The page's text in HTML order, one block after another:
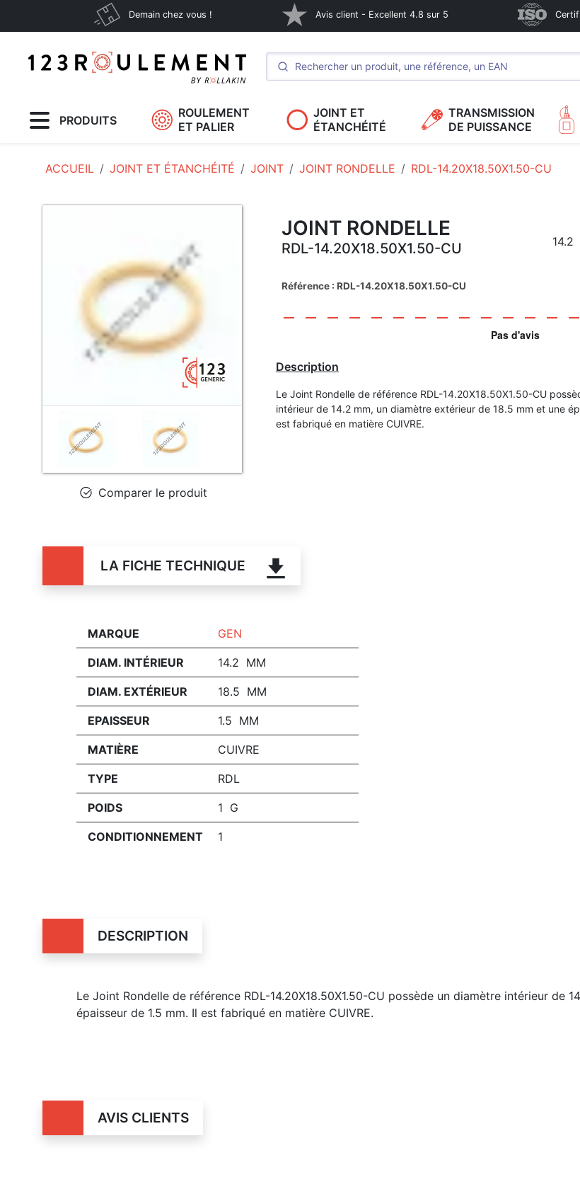
Demain chez vous ! Avis client - Excellent 4.8 sur 5
PRODUITS
ROULEMENT
ET PALIER
JOINT ET
ÉTANCHÉITÉ
TRANSMISSION
DE PUISSANCE
ACCUEIL JOINT ET ÉTANCHÉITÉ JOINT JOINT RONDELLE RDL-14.20X18.50X1.50-CU
Comparer le produit
JOINT RONDELLE
RDL-14.20X18.50X1.50-CU 14.2
Référence : RDL-14.20X18.50X1.50-CU
Description
Le Joint Rondelle de référence RDL-14.20X18.50X1.50-CU
intérieur de 14.2 mm, un diamètre extérieur de 18.5 mm et une
est fabriqué en matière CUIVRE.
LA FICHE TECHNIQUE
MARQUE GEN
DIAM. INTÉRIEUR 14.2 MM
DIAM. EXTÉRIEUR 18.5 MM
EPAISSEUR 1.5 MM
MATIÈRE CUIVRE
TYPE RDL
POIDS 1 G
CONDITIONNEMENT 1
DESCRIPTION
Le Joint Rondelle de référence RDL-14.20X18.50X1.50-CU possède un diamètre intérieur de
épaisseur de 1.5 mm. Il est fabriqué en matière CUIVRE.
AVIS CLIENTS